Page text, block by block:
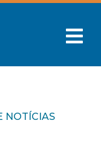
NOTÍCIAS